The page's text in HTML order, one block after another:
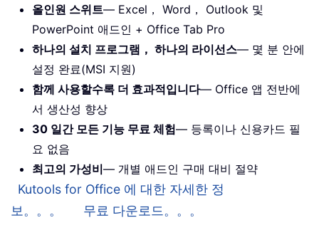
올인원 스위트— Excel， Word， Outlook 및
PowerPoint 애드인 + Office Tab Pro
하나의 설치 프로그램， 하나의 라이선스— 몇 분 안에
설정 완료(MSI 지원)
함께 사용할수록 더 효과적입니다— Office 앱 전반에
서 생산성 향상
30 일간 모든 기능 무료 체험— 등록이나 신용카드 필
요 없음
최고의 가성비— 개별 애드인 구매 대비 절약
Kutools for Office 에 대한 자세한 정
보。。。
무료 다운로드。。。